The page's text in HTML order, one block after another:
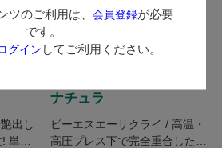
ツのご利用は、 会員登録が必要
です。
グイン してご利用ください。
出し
単色
ナチュラ
ビーエスエーサクライ / 高温・
高圧プレス下で完全重合した、